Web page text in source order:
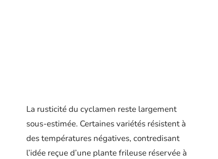
La rusticité du cyclamen reste largement
sous-estimée. Certaines variétés résistent à
des températures négatives, contredisant
l’idée reçue d’une plante frileuse réservée à